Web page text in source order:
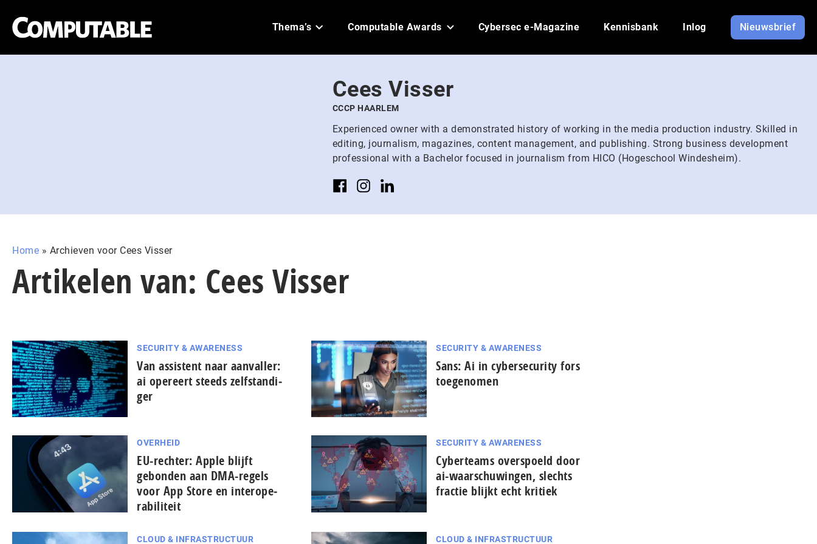
Thema’s Computable Awards Cybersec e-Magazine Kennisbank Inlog Nieuwsbrief
Cees Visser
CCCP HAARLEM
Experienced owner with a demonstrated history of working in the media production industry. Skilled in
editing, journalism, magazines, content management, and publishing. Strong business development
professional with a Bachelor focused in journalism from HICO (Hogeschool Windesheim).
Home » Archieven voor Cees Visser
Artikelen van: Cees Visser
SECURITY & AWARENESS
Van assistent naar aanvaller:
ai opereert steeds zelf­stan­di­
ger
SECURITY & AWARENESS
Sans: Ai in cybersecurity fors
toegenomen
OVERHEID
EU-rechter: Apple blijft
gebonden aan DMA-regels
voor App Store en in­ter­o­pe­
ra­bi­li­teit
SECURITY & AWARENESS
Cyberteams overspoeld door
ai-waar­schu­win­gen, slechts
fractie blijkt echt kritiek
CLOUD & INFRASTRUCTUUR CLOUD & INFRASTRUCTUUR